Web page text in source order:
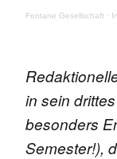
Fontane Gesellschaft ·
in sein
besonders
Semester!),